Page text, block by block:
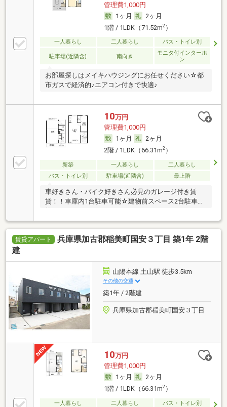
管理費1,000円
1ヶ月
2ヶ月
1階 / 1LDK（71.52m2）
一人暮らし 二人暮らし バス・トイレ別
駐車場(近隣含) 南向き
モニタ付インターホ
ン
お部屋探しはメイキハウジングにお任せください☆都
市ガスで経済的♪エアコン付きで快適♪
10万円
管理費1,000円
1ヶ月
2ヶ月
2階 / 1LDK（66.31m2）
新築 一人暮らし
二人暮らし
バス・トイレ別
駐車場(近隣含) 最上階
車好きさん・バイク好きさん必見のガレージ付き賃
貸！！車庫内1台駐車可能☆建物前スペース2台駐車可
能！
賃貸アパート
兵庫県加古郡稲美町国安３丁目 築1年 2階
建
山陽本線 土山駅 徒歩3.5km
その他の交通
築1年 / 2階建
兵庫県加古郡稲美町国安３丁目
10万円
管理費1,000円
1ヶ月
2ヶ月
1階 / 1LDK（66.31m2）
一人暮らし 二人暮らし バス・トイレ別